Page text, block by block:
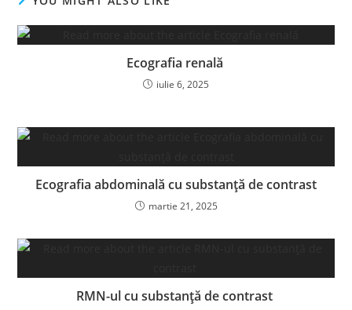
Ecografia renală
iulie 6, 2025
Ecografia abdominală cu substanță de contrast
martie 21, 2025
RMN-ul cu substanță de contrast